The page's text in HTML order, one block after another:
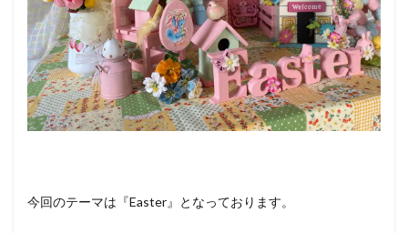
今回のテーマは『Easter』となっております。